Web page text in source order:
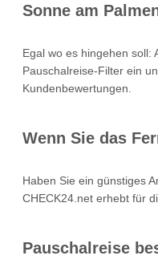
Sonne am
Egal wo es hingehen soll:
Pauschalreise-Filter ein
Kundenbewertungen.
Wenn Sie das
Haben Sie ein günstiges
CHECK24.net erhebt für
Pauschalreise